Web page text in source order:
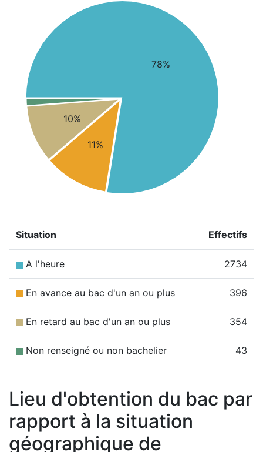
78%
11%
10%
Situation Effectifs
A l'heure 2734
En avance au bac d'un an ou plus 396
En retard au bac d'un an ou plus 354
Non renseigné ou non bachelier 43
Lieu d'obtention du bac par
rapport à la situation
géographique de